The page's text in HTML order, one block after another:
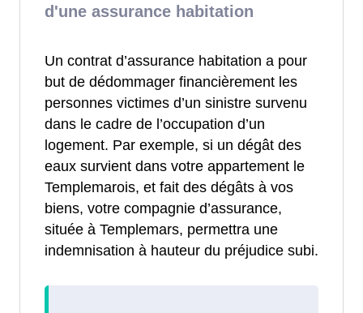
d'une assurance habitation
Un contrat d’assurance habitation a pour
but de dédommager financièrement les
personnes victimes d’un sinistre survenu
dans le cadre de l’occupation d’un
logement. Par exemple, si un dégât des
eaux survient dans votre appartement le
Templemarois, et fait des dégâts à vos
biens, votre compagnie d’assurance,
située à Templemars, permettra une
indemnisation à hauteur du préjudice subi.